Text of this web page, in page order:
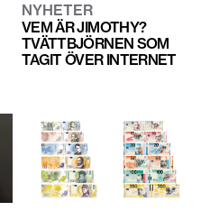
NYHETER
VEM ÄR JIMOTHY?
TVÄTTBJÖRNEN SOM
TAGIT ÖVER INTERNET